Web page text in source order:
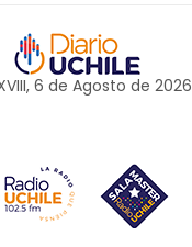
6 de Agosto de 2026